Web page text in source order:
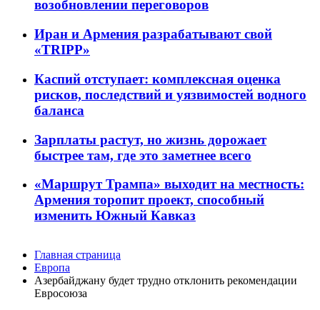
возобновлении переговоров
Иран и Армения разрабатывают свой
«TRIPP»
Каспий отступает: комплексная оценка
рисков, последствий и уязвимостей водного
баланса
Зарплаты растут, но жизнь дорожает
быстрее там, где это заметнее всего
«Маршрут Трампа» выходит на местность:
Армения торопит проект, способный
изменить Южный Кавказ
Главная страница
Европа
Азербайджану будет трудно отклонить рекомендации
Евросоюза